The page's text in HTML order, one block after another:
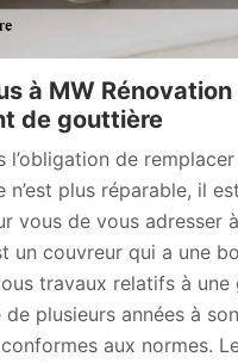
à MW
de gouttière
l’obligation de
plus réparable, il est
vous de vous adresser
un couvreur qui a une
travaux relatifs à une
de plusieurs années à
aux normes.